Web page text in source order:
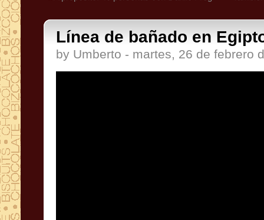
Línea de bañado en
by Umberto - martes, 26 de febrero